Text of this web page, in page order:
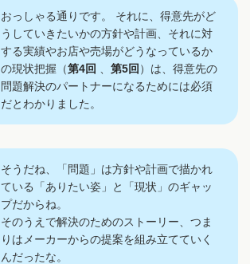
おっしゃる通りです。
それに、得意先がど
うしていきたいかの方針や計画、それに対
する実績やお店や売場がどうなっているか
の現状把握（第4回 第5回 ）は、得意先の
問題解決のパートナーになるためには必須
だとわかりました。
そうだね、「問題」は方針や計画で描かれ
ている「ありたい姿」と「現状」のギャッ
プだからね。
そのうえで解決のためのストーリー、つま
りはメーカーからの提案を組み立てていく
んだったな。